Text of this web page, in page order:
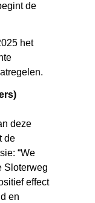
de
het
deze
de
“We
Sloterweg
effect
en